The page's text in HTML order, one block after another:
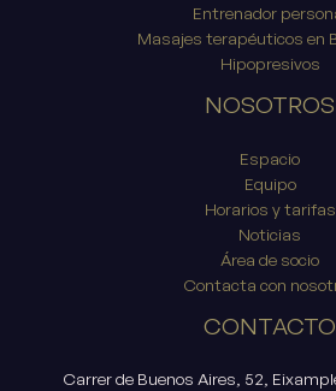
Entrenador
Masajes terapéuticos en
Hipopresivos
NOSOTROS
Espacio
Equipo
Horarios y tarifas
Noticias
Área de socio
Contacta con
CONTACTO
Carrer de Buenos Aires, 52,